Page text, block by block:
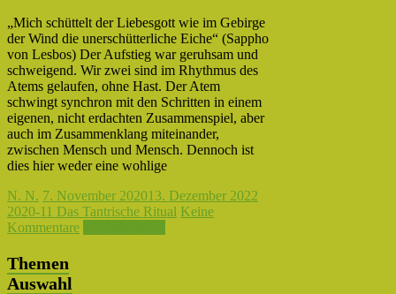
„Mich schüttelt der Liebesgott wie im Gebirge
der Wind die unerschütterliche Eiche“ (Sappho
von Lesbos) Der Aufstieg war geruhsam und
schweigend. Wir zwei sind im Rhythmus des
Atems gelaufen, ohne Hast. Der Atem
schwingt synchron mit den Schritten in einem
eigenen, nicht erdachten Zusammenspiel, aber
auch im Zusammenklang miteinander,
zwischen Mensch und Mensch. Dennoch ist
dies hier weder eine wohlige
N. N. 7. November 202013. Dezember 2022
2020-11 Das Tantrische Ritual Keine
Kommentare
Themen
Auswahl